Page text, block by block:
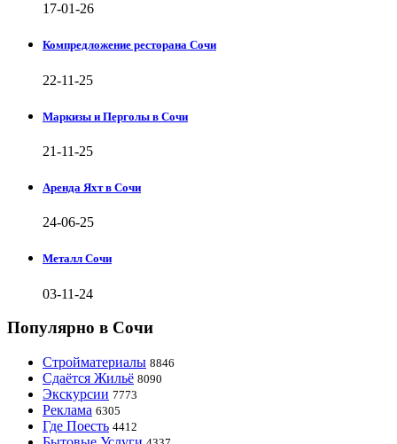
17-01-26
Компредложение ресторана Сочи
22-11-25
Маркизы и Перголы в Сочи
21-11-25
Аренда Яхт в Сочи
24-06-25
Металл Сочи
03-11-24
Популярно в Сочи
Стройматериалы 8846
Сдаётся Жильё 8090
Экскурсии 7773
Реклама 6305
Где Поесть 4412